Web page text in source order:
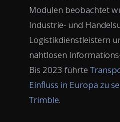
Modulen beobachtet
Industrie- und
Logistikdienstleistern
nahtlosen
Bis 2023 führte
Einfluss in Europa zu
Trimble.